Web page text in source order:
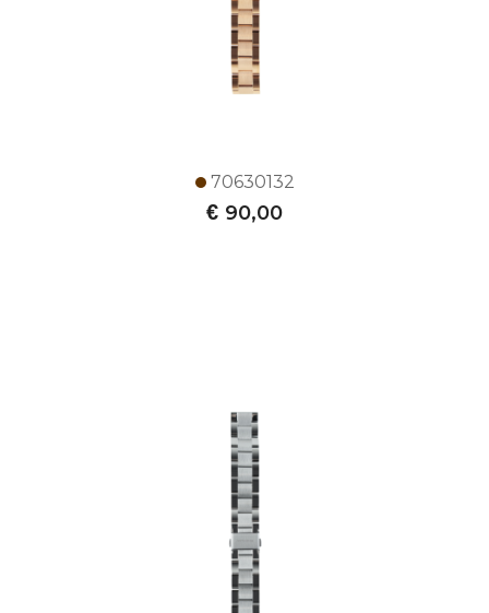
70630132
€ 90,00